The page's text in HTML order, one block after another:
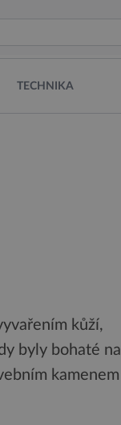
TECHNIKA
kůží,
byly bohaté na
kamenem